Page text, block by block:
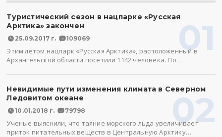
01
Туристический сезон в нацпарке «Русская
Арктика» закончен
25.09.2017 г. 109069
Этим летом нацпарк «Русская Арктика», расположенный в
Архангельской области посетили 1142 человека. По…
02
Невидимые пути изменения климата в Северном
Ледовитом океане
10.01.2018 г. 79798
Ученые выяснили, что таяние морского льда увеличивает
приток питательных веществ в Центральную Арктику…